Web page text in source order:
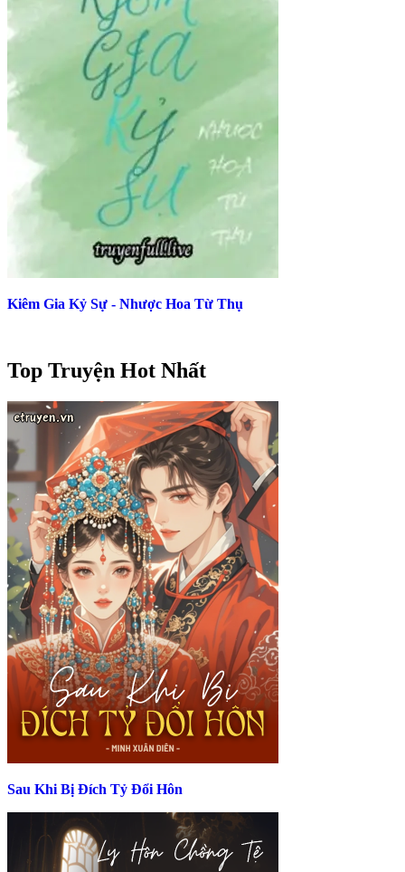
Kiêm Gia Kỷ Sự - Nhược Hoa Từ Thụ
Top Truyện Hot Nhất
Sau Khi Bị Đích Tỷ Đổi Hôn